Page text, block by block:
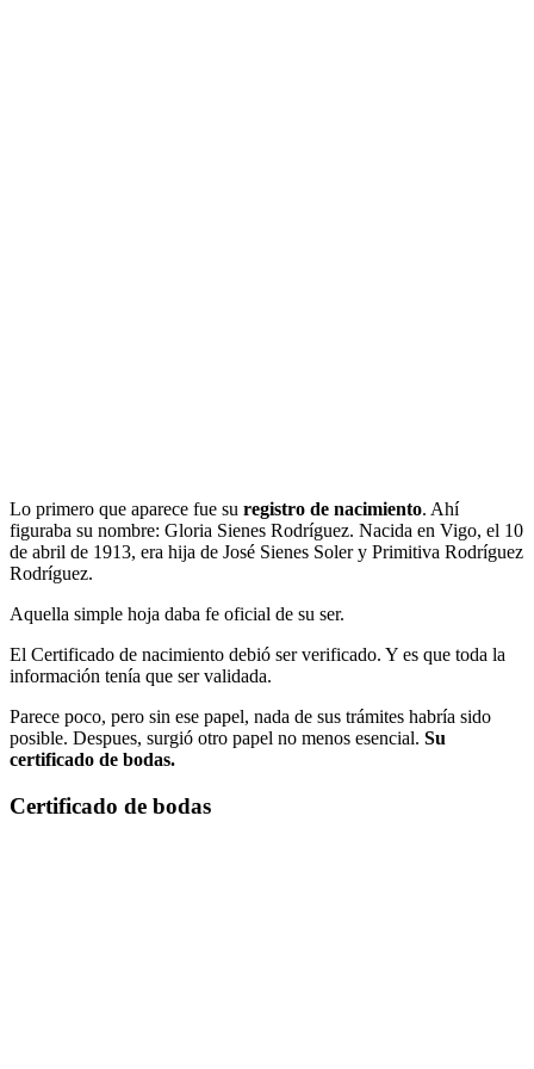
Lo primero que aparece fue su registro de nacimiento. Ahí
figuraba su nombre: Gloria Sienes Rodríguez. Nacida en Vigo, el 10
de abril de 1913, era hija de José Sienes Soler y Primitiva Rodríguez
Rodríguez.
Aquella simple hoja daba fe oficial de su ser.
El Certificado de nacimiento debió ser verificado. Y es que toda la
información tenía que ser validada.
Parece poco, pero sin ese papel, nada de sus trámites habría sido
posible. Despues, surgió otro papel no menos esencial. Su
certificado de bodas.
Certificado de bodas